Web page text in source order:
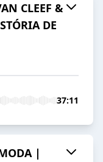
CLEEF &
DE
37:11
|